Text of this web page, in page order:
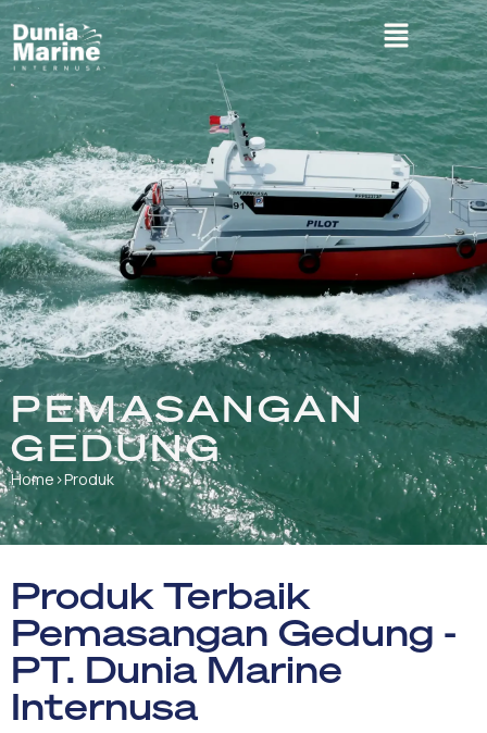
PEMASANGAN
GEDUNG
Home ›Produk
Produk Terbaik
Pemasangan Gedung -
PT. Dunia Marine
Internusa